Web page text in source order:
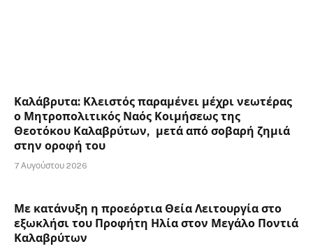
Καλάβρυτα: Κλειστός παραμένει μέχρι νεωτέρας
ο Μητροπολιτικός Ναός Κοιμήσεως της
Θεοτόκου Καλαβρύτων, μετά από σοβαρή ζημιά
στην οροφή του
7 Αυγούστου 2026
Με κατάνυξη η προεόρτια Θεία Λειτουργία στο
εξωκλήσι του Προφήτη Ηλία στον Μεγάλο Ποντιά
Καλαβρύτων